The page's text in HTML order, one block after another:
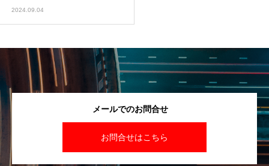
た
2024.09.04
メールでのお問合せ
お問合せはこちら